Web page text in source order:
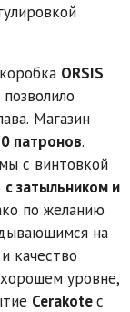
ORSIS
Магазин
патронов.
с винтовкой
затыльником и
по желанию
на
качество
уровне,
Cerakoteс